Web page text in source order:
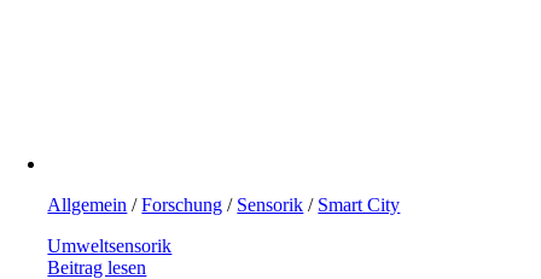
Allgemein /Forschung / Sensorik / Smart City
Umweltsensorik
Beitrag lesen